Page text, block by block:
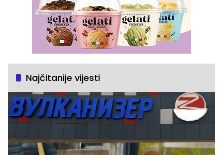
Najčitanije vijesti